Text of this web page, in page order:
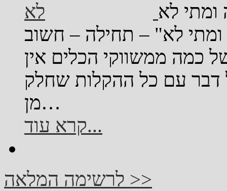
לא
לא" – תחילה – חשוב
כמה ממשווקי הכלים אין
דבר עם כל ההקלות שחלק
מן…
קרא עוד...
לרשימה המלאה >>